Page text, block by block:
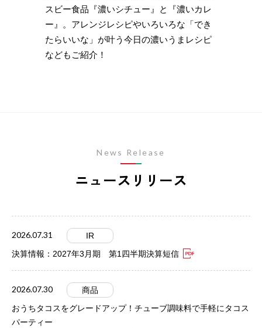
スビー食品『濃いシチュー』と『濃いカレ
ー』。アレンジレシピやいろいろな「でき
たらいいな」が叶う今日の濃いうまレシピ
などもご紹介！
ニュースリリース
News Release
2026.07.31
IR
決算情報：2027年3月期 第1四半期決算短信
2026.07.30
商品
おうちタコスをグレードアップ！チューブ調味料で手軽にタコス
パーティー